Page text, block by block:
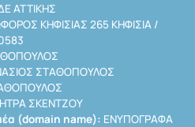
ΑΤΤΙΚΗΣ
ΚΗΦΙΣΙΑΣ 265 ΚΗΦΙΣΙΑ /
ΣΤΑΘΟΠΟΥΛΟΣ
ΣΚΕΝΤΖΟΥ
(domain name): ΕΝΥΠΟΓΡΑΦΑ